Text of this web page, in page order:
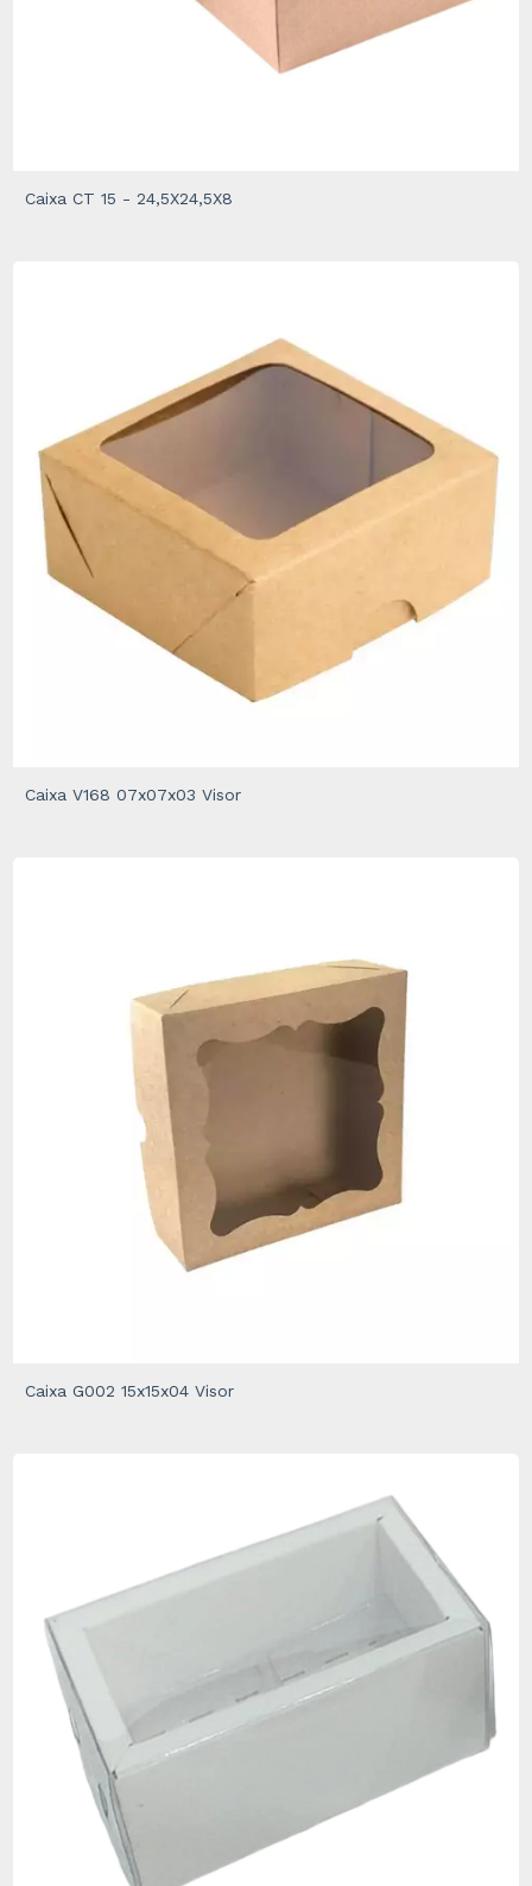
Caixa CT 15 - 24,5X24,5X8
Caixa V168 07x07x03 Visor
Caixa G002 15x15x04 Visor